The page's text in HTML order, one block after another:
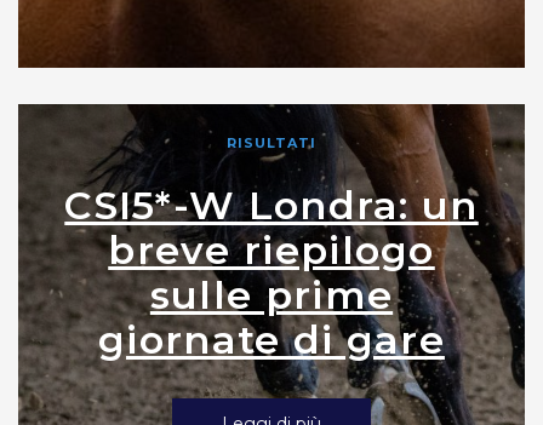
RISULTATI
CSI5*-W Londra: un
breve riepilogo
sulle prime
giornate di gare